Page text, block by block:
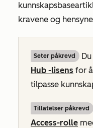
kravene og
Seter påkrevd
Hub -lisens for
tilpasse
Tillatelser påkrevd
Access-rolle